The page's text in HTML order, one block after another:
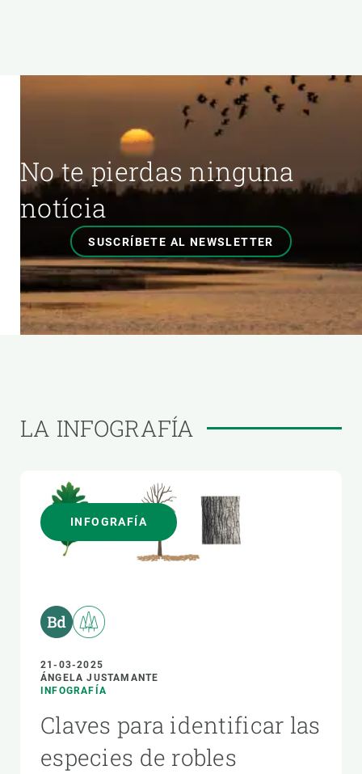
No te pierdas ninguna
notícia
SUSCRÍBETE AL NEWSLETTER
LA INFOGRAFÍA
INFOGRAFÍA
21-03-2025
ÁNGELA JUSTAMANTE
INFOGRAFÍA
Claves para identificar las
especies de robles